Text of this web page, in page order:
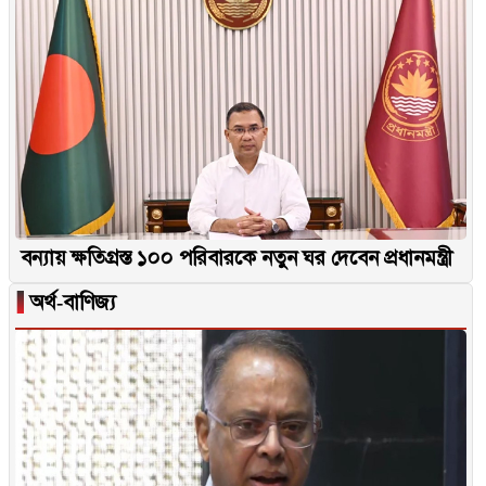
বন্যায় ক্ষতিগ্রস্ত ১০০ পরিবারকে নতুন ঘর দেবেন প্রধানমন্ত্রী
▐অর্থ-বাণিজ্য